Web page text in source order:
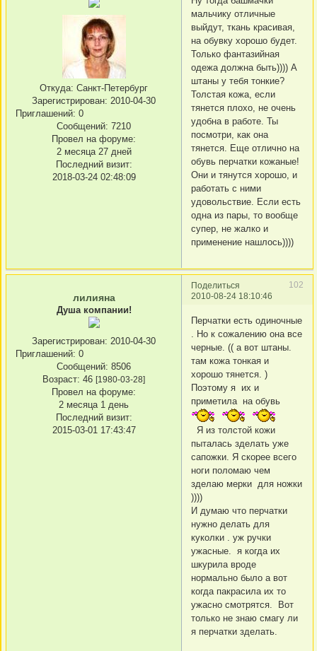
Откуда: Санкт-Петербург
Зарегистрирован: 2010-04-30
Приглашений: 0
Сообщений: 7210
Провел на форуме:
2 месяца 27 дней
Последний визит:
2018-03-24 02:48:09
мальчику отличные
выйдут, ткань красивая,
на обувку хорошо будет.
Только фантазийная
одежа должна быть)))) А
штаны у тебя тонкие?
Толстая кожа, если
тянется плохо, не очень
удобна в работе. Ты
посмотри, как она
тянется. Еще отлично на
обувь перчатки кожаные!
Они и тянутся хорошо, и
работать с ними
удовольствие. Если есть
одна из пары, то вообще
супер, не жалко и
применение нашлось))))
Поделиться
102
2010-08-24 18:10:46
лилияна
Душа компании!
Зарегистрирован: 2010-04-30
Приглашений: 0
Сообщений: 8506
Возраст: 46 [1980-03-28]
Провел на форуме:
2 месяца 1 день
Последний визит:
2015-03-01 17:43:47
Перчатки есть одиночные
. Но к сожалению она все
черные. (( а вот штаны.
там кожа тонкая и
хорошо тянется. )
Поэтому я их и
приметила на обувь
Я из толстой кожи
пыталась зделать уже
сапожки. Я скорее всего
ноги поломаю чем
зделаю мерки для ножки
))))
И думаю что перчатки
нужно делать для
куколки . уж ручки
ужасные. я когда их
шкурила вроде
нормально было а вот
когда пакрасила их то
ужасно смотрятся. Вот
только не знаю смагу ли
я перчатки зделать.